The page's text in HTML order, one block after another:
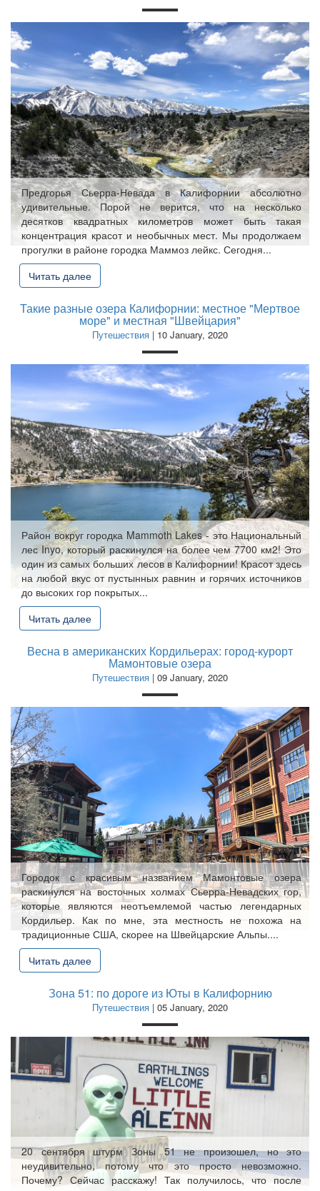
Предгорья Сьерра-Невада в Калифорнии абсолютно
удивительные. Порой не верится, что на несколько
десятков квадратных километров может быть такая
концентрация красот и необычных мест. Мы продолжаем
прогулки в районе городка Маммоз лейкс. Сегодня...
Читать далее
Такие разные озера Калифорнии: местное "Мертвое
море" и местная "Швейцария"
Путешествия | 10 January, 2020
Район вокруг городка Mammoth Lakes - это Национальный
лес Inyo, который раскинулся на более чем 7700 км2! Это
один из самых больших лесов в Калифорнии! Красот здесь
на любой вкус от пустынных равнин и горячих источников
до высоких гор покрытых...
Читать далее
Весна в американских Кордильерах: город-курорт
Мамонтовые озера
Путешествия | 09 January, 2020
Городок с красивым названием Мамонтовые озера
раскинулся на восточных холмах Сьерра-Невадских гор,
которые являются неотъемлемой частью легендарных
Кордильер. Как по мне, эта местность не похожа на
традиционные США, скорее на Швейцарские Альпы....
Читать далее
Зона 51: по дороге из Юты в Калифорнию
Путешествия | 05 January, 2020
20 сентября штурм Зоны 51 не произошел, но это
неудивительно, потому что это просто невозможно.
Почему? Сейчас расскажу! Так получилось, что после